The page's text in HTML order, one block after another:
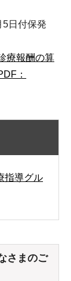
5日付保発
療報酬の算
：
指導グル
さまのご